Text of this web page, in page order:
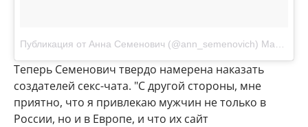
Публикация от Анна Семенович (@ann_semenovich) Мар 28 2017 в 9:43 PDT
Теперь Семенович твердо намерена наказать
создателей секс-чата. "С другой стороны, мне
приятно, что я привлекаю мужчин не только в
России, но и в Европе, и что их сайт